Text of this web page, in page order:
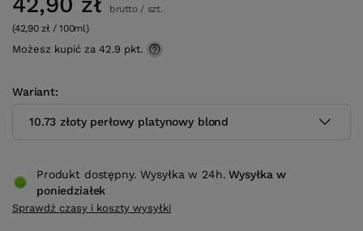
Wariant
10.73 złoty perłowy platynowy blond
brutto/ szt.
(42,90 zł / 100ml)
Możesz kupić za 42.9 pkt.
Produkt dostępny. Wysyłka w 24h. Wysyłkaw
poniedziałek
Sprawdź czasy i koszty wysyłki